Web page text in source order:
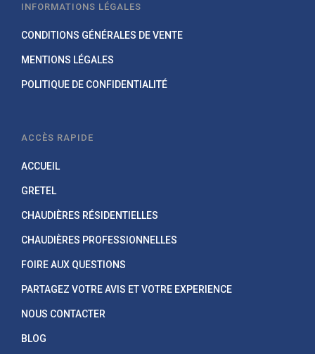
INFORMATIONS LÉGALES
CONDITIONS GÉNÉRALES DE VENTE
MENTIONS LÉGALES
POLITIQUE DE CONFIDENTIALITÉ
ACCÈS RAPIDE
ACCUEIL
GRETEL
CHAUDIÈRES RÉSIDENTIELLES
CHAUDIÈRES PROFESSIONNELLES
FOIRE AUX QUESTIONS
PARTAGEZ VOTRE AVIS ET VOTRE EXPERIENCE
NOUS CONTACTER
BLOG